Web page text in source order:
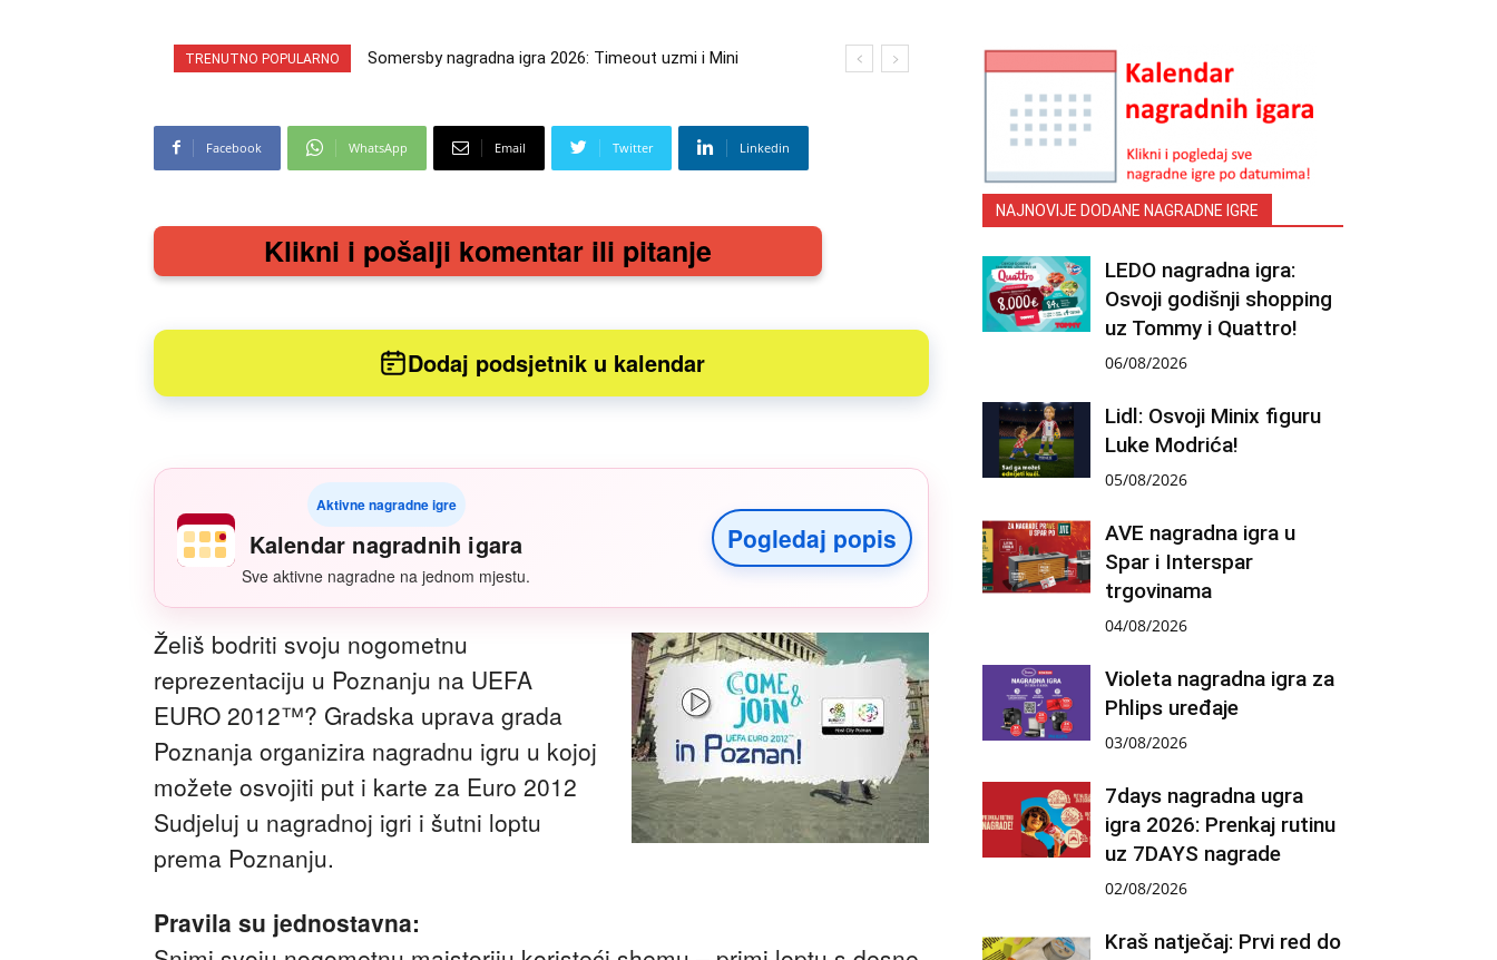
TRENUTNO POPULARNO
Somersby nagradna igra 2026: Timeout uzmi i Mini
INA nagradna igra 2026: Kupi bilo što i osvoji putovanje
Facebook WhatsApp Email Twitter Linkedin
Klikni i pošalji komentar ili pitanje
Dodaj podsjetnik u kalendar
Aktivne nagradne igre
Kalendar nagradnih igara
Sve aktivne nagradne na jednom mjestu.
Pogledaj popis
Želiš bodriti svoju nogometnu
reprezentaciju u Poznanju na UEFA
EURO 2012™? Gradska uprava grada
Poznanja organizira nagradnu igru u kojoj
možete osvojiti put i karte za Euro 2012
Sudjeluj u nagradnoj igri i šutni loptu
prema Poznanju.
Pravila su jednostavna:
NAJNOVIJE DODANE NAGRADNE IGRE
LEDO nagradna igra:
Osvoji godišnji shopping
uz Tommy i Quattro!
06/08/2026
Lidl: Osvoji Minix figuru
Luke Modrića!
05/08/2026
AVE nagradna igra u
Spar i Interspar
trgovinama
04/08/2026
Violeta nagradna igra za
Phlips uređaje
03/08/2026
7days nagradna ugra
igra 2026: Prenkaj rutinu
uz 7DAYS nagrade
02/08/2026
Kraš natječaj: Prvi red do